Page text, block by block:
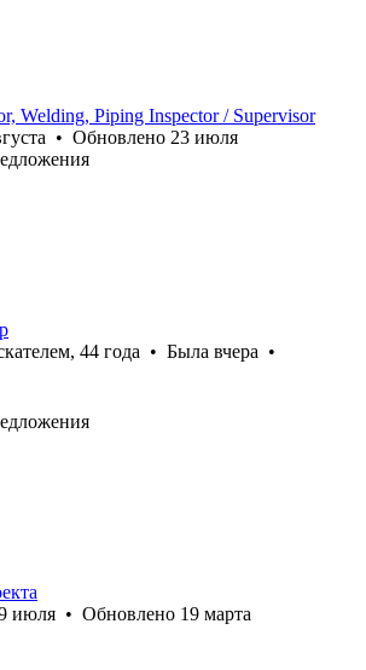
Welding, Piping Inspector / Supervisor
• Обновлено 23 июля
, 44 года • Была вчера •
июля • Обновлено 19 марта